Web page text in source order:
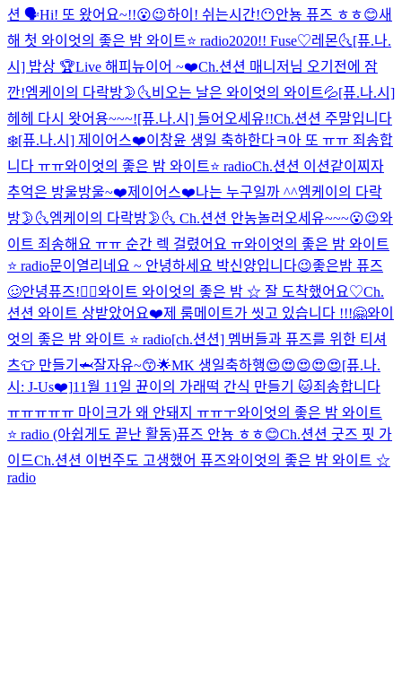
션 🗣Hi! 또 왔어요~!!😮😉하이! 쉬는시간!😶안뇽 퓨즈 ㅎㅎ😊새
해 첫 와이엇의 좋은 밤 와이트⭐️ radio2020!! Fuse♡레몬🌜[퓨.나.
시] 밥상 🏆Live 해피뉴이어 ~❤️Ch.션션 매니저님 오기전에 잠
깐!엠케이의 다락방🌛🌜비오는 날은 와이엇의 와이트💦[퓨.나.시]
헤헤 다시 왓어용~~~![퓨.나.시] 들어오세유!!Ch.션션 주말입니다
❄️[퓨.나.시] 제이어스❤️이창윤 생일 축하한다ㅋ 아 또 ㅠㅠ 죄송합
니다 ㅠㅠ와이엇의 좋은 밤 와이트⭐️ radioCh.션션 이션같이찌자
추억은 방울방울~❤️제이어스❤️나는 누구일까 ^^엠케이의 다락
방🌛🌜엠케이의 다락방🌛🌜 Ch.션션 안농놀러오세유~~~😮😉와
이트 죄송해요 ㅠㅠ 순간 렉 걸렸어요 ㅠ와이엇의 좋은 밤 와이트
⭐️ radio문이열리네요 ~ 안녕하세요 박신양입니다😉좋은밤 퓨즈
🥴안녕퓨즈!👍🏻와이트 와이엇의 좋은 밤 ☆ 잘 도착했어요♡Ch.
션션 와이트 상받았어요❤️제 룸메이트가 씻고 있습니다 !!!🤗와이
엇의 좋은 밤 와이트 ⭐️ radio[ch.션션] 멤버들과 퓨즈를 위한 티셔
츠👕 만들기🦈잘자유~😙🌟MK 생일축하행😍😍😍😍😍[퓨.나.
시: J-Us❤️]11월 11일 뀬이의 가래떡 간식 만들기 🐱죄송합니다
ㅠㅠㅠㅠㅠ 마이크가 왜 안돼지 ㅠㅠㅜ와이엇의 좋은 밤 와이트
⭐️ radio (아쉽게도 끝난 활동)퓨즈 안뇽 ㅎㅎ😊Ch.션션 굿즈 핏 가
이드Ch.션션 이번주도 고생했어 퓨즈와이엇의 좋은 밤 와이트 ☆
radio